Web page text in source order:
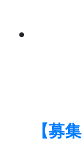
【募